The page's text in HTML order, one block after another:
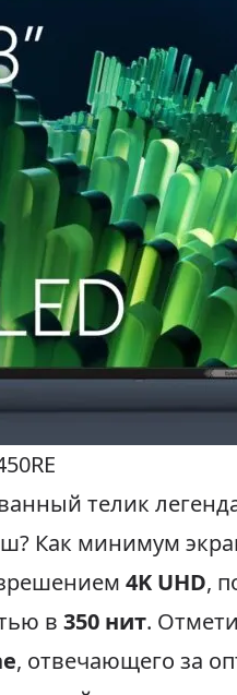
телик
Как минимум
4K UHD,
в 350 нит.
, отвечающего за